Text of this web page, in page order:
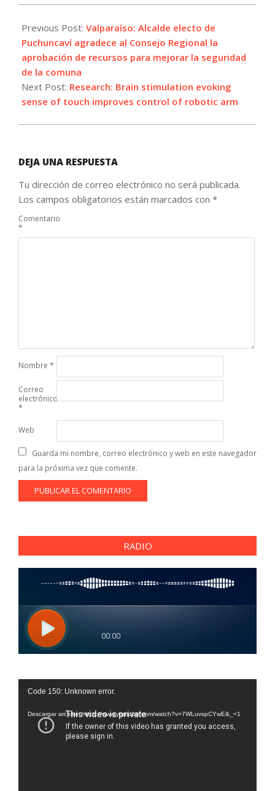
05-
24
Previous Post: Valparaíso: Alcalde electo de
Puchuncaví agradece al Consejo Regional la
aprobación de recursos para mejorar la seguridad
de la comuna
Next Post: Research: Brain stimulation evoking
sense of touch improves control of robotic arm
DEJA UNA RESPUESTA
Tu dirección de correo electrónico no será publicada.
Los campos obligatorios están marcados con *
Comentario
*
Nombre *
Correo
electrónico
*
Web
Guarda mi nombre, correo electrónico y web en este navegador
para la próxima vez que comente.
RADIO
Reproductor
vídeo
Code 150: Unknown error.
Descargar archivo: https://www.youtube.com/watch?v=7WLuvspCYwE&_=1